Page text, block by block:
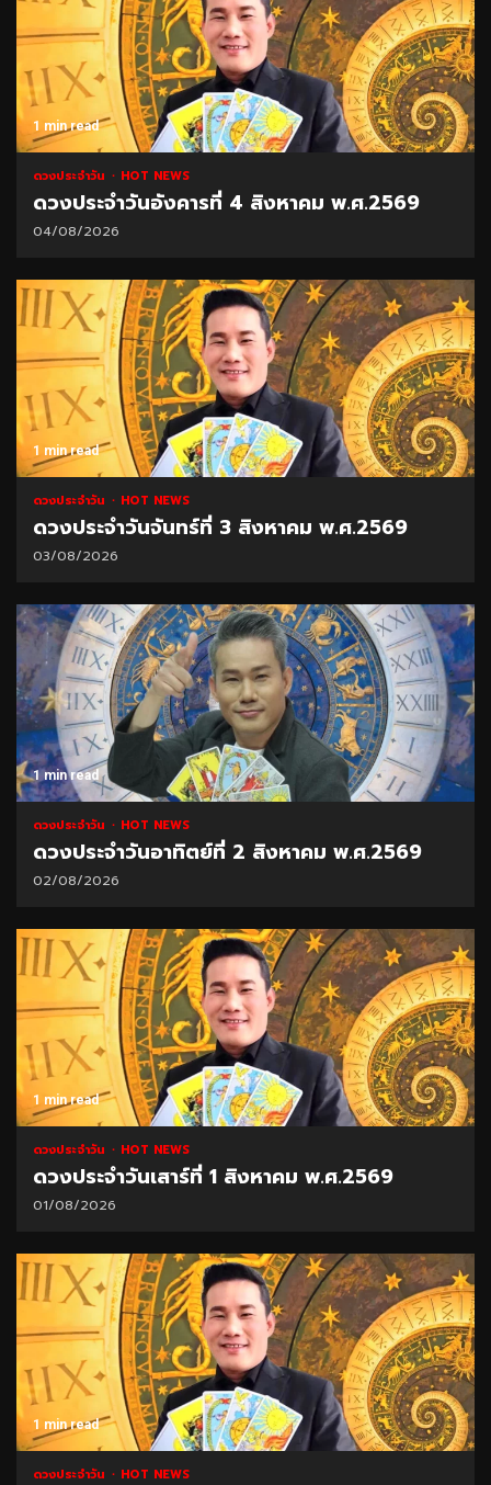
1 min read
ดวงประจำวัน HOT NEWS
ดวงประจำวันอังคารที่ 4 สิงหาคม พ.ศ.2569
04/08/2026
1 min read
ดวงประจำวัน HOT NEWS
ดวงประจำวันจันทร์ที่ 3 สิงหาคม พ.ศ.2569
03/08/2026
1 min read
ดวงประจำวัน HOT NEWS
ดวงประจำวันอาทิตย์ที่ 2 สิงหาคม พ.ศ.2569
02/08/2026
1 min read
ดวงประจำวัน HOT NEWS
ดวงประจำวันเสาร์ที่ 1 สิงหาคม พ.ศ.2569
01/08/2026
1 min read
ดวงประจำวัน HOT NEWS